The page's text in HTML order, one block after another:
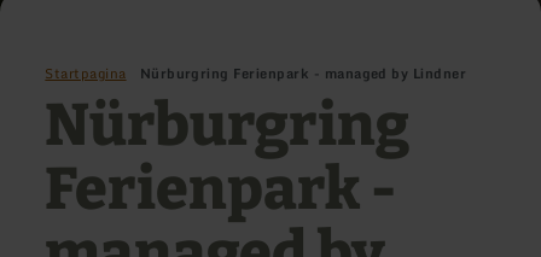
Startpagina Nürburgring Ferienpark - managed by Lindner
Nürburgring
Ferienpark -